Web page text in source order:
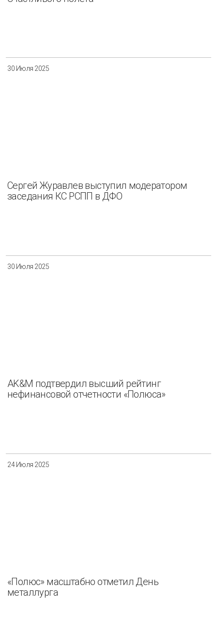
30 Июля 2025
Сергей Журавлев выступил модератором
заседания КС РСПП в ДФО
30 Июля 2025
AK&M подтвердил высший рейтинг
нефинансовой отчетности «Полюса»
24 Июля 2025
«Полюс» масштабно отметил День
металлурга